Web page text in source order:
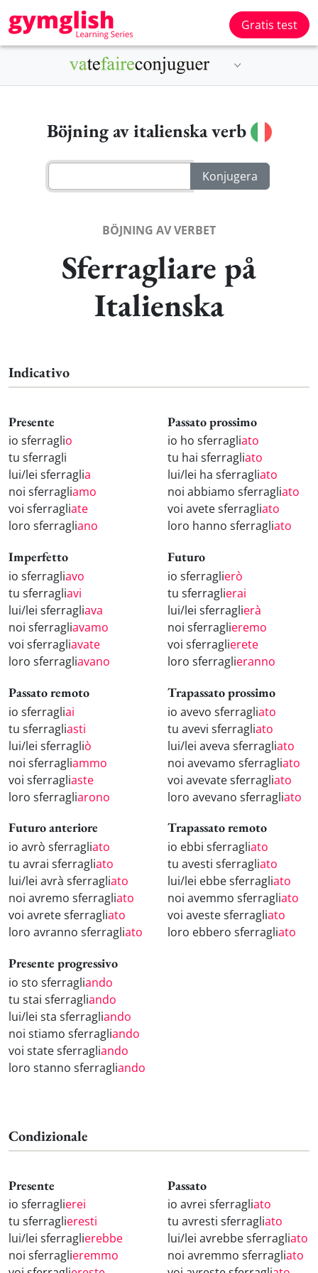
Gratis test
Böjning av italienska verb
BÖJNING AV VERBET
Sferragliare på
Italienska
Indicativo
Presente
io sferraglio
tu sferragli
lui/lei sferraglia
noi sferragliamo
voi sferragliate
loro sferragliano
Passato prossimo
io ho sferragliato
tu hai sferragliato
lui/lei ha sferragliato
noi abbiamo sferragliato
voi avete sferragliato
loro hanno sferragliato
Imperfetto
io sferragliavo
tu sferragliavi
lui/lei sferragliava
noi sferragliavamo
voi sferragliavate
loro sferragliavano
Futuro
io sferraglierò
tu sferraglierai
lui/lei sferraglierà
noi sferraglieremo
voi sferraglierete
loro sferraglieranno
Passato remoto
io sferragliai
tu sferragliasti
lui/lei sferragliò
noi sferragliammo
voi sferragliaste
loro sferragliarono
Trapassato prossimo
io avevo sferragliato
tu avevi sferragliato
lui/lei aveva sferragliato
noi avevamo sferragliato
voi avevate sferragliato
loro avevano sferragliato
Futuro anteriore
io avrò sferragliato
tu avrai sferragliato
lui/lei avrà sferragliato
noi avremo sferragliato
voi avrete sferragliato
loro avranno sferragliato
Trapassato remoto
io ebbi sferragliato
tu avesti sferragliato
lui/lei ebbe sferragliato
noi avemmo sferragliato
voi aveste sferragliato
loro ebbero sferragliato
Presente progressivo
io sto sferragliando
tu stai sferragliando
lui/lei sta sferragliando
noi stiamo sferragliando
voi state sferragliando
loro stanno sferragliando
Condizionale
Presente
io sferraglierei
tu sferraglieresti
lui/lei sferraglierebbe
noi sferraglieremmo
Passato
io avrei sferragliato
tu avresti sferragliato
lui/lei avrebbe sferragliato
noi avremmo sferragliato